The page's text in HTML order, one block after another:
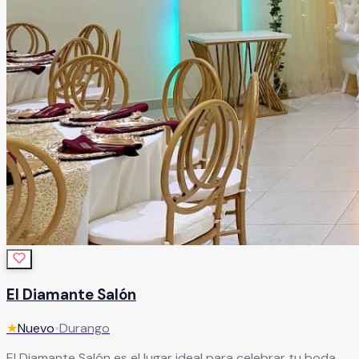
El Diamante Salón
★Nuevo•Durango